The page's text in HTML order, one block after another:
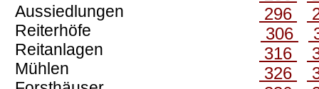
Aussiedlungen
Reiterhöfe
Reitanlagen
Mühlen
296
306
316
326